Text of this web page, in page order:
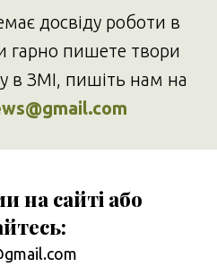
досвіду роботи в
гарно пишете твори
в ЗМІ, пишіть нам на
на сайті або